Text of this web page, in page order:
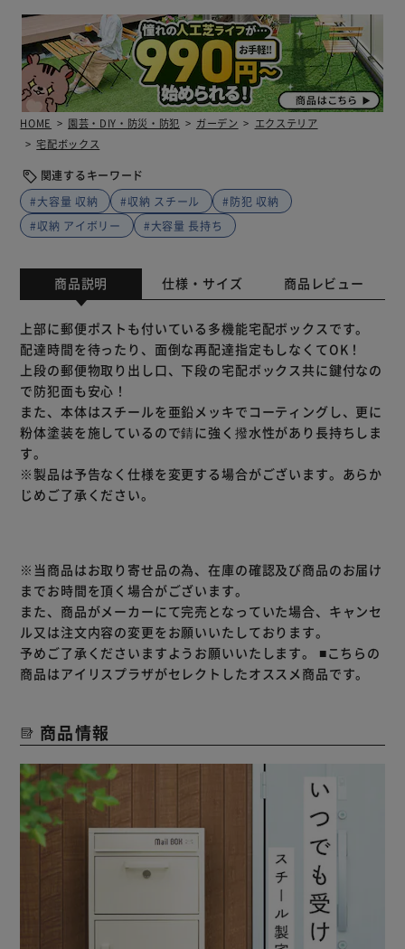
HOME 園芸・DIY・防災・防犯 ガーデン
エクステリア
宅配ボックス
関連するキーワード
#大容量 収納
#収納 スチール
#防犯 収納
#収納 アイボリー
#大容量 長持ち
商品説明 仕様・サイズ 商品レビュー
上部に郵便ポストも付いている多機能宅配ボックスです。
配達時間を待ったり、面倒な再配達指定もしなくてOK！
上段の郵便物取り出し口、下段の宅配ボックス共に鍵付なの
で防犯面も安心！
また、本体はスチールを亜鉛メッキでコーティングし、更に
粉体塗装を施しているので錆に強く撥水性があり長持ちしま
す。
※製品は予告なく仕様を変更する場合がございます。あらか
じめご了承ください。
※当商品はお取り寄せ品の為、在庫の確認及び商品のお届け
までお時間を頂く場合がございます。
また、商品がメーカーにて完売となっていた場合、キャンセ
ル又は注文内容の変更をお願いいたしております。
予めご了承くださいますようお願いいたします。 ■こちらの
商品はアイリスプラザがセレクトしたオススメ商品です。
商品情報